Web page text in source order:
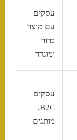
עסקים
עם מוצר
ברור
ומוגדר
עסקים
B2C,
מותגים